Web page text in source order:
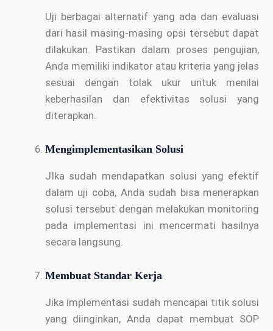
Uji berbagai alternatif yang ada dan evaluasi
dari hasil masing-masing opsi tersebut dapat
dilakukan. Pastikan dalam proses pengujian,
Anda memiliki indikator atau kriteria yang jelas
sesuai dengan tolak ukur untuk menilai
keberhasilan dan efektivitas solusi yang
diterapkan.
Mengimplementasikan Solusi
JIka sudah mendapatkan solusi yang efektif
dalam uji coba, Anda sudah bisa menerapkan
solusi tersebut dengan melakukan monitoring
pada implementasi ini mencermati hasilnya
secara langsung.
Membuat Standar Kerja
Jika implementasi sudah mencapai titik solusi
yang diinginkan, Anda dapat membuat SOP